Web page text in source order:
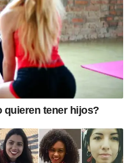
quieren tener hijos?